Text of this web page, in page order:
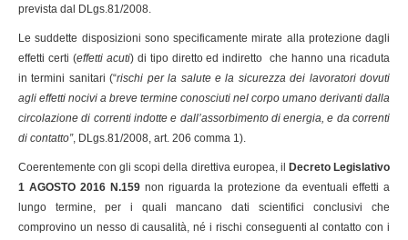
prevista dal DLgs.81/2008.
Le suddette disposizioni sono specificamente mirate alla protezione dagli
effetti certi (effetti acuti) di tipo diretto ed indiretto che hanno una ricaduta
in termini sanitari (“rischi per la salute e la sicurezza dei lavoratori dovuti
agli effetti nocivi a breve termine conosciuti nel corpo umano derivanti dalla
circolazione di correnti indotte e dall’assorbimento di energia, e da correnti
di contatto”, DLgs.81/2008, art. 206 comma 1).
Coerentemente con gli scopi della direttiva europea, il
Decreto Legislativo
1 AGOSTO 2016 N.159non riguarda la protezione da eventuali effetti a
lungo termine, per i quali mancano dati scientifici conclusivi che
comprovino un nesso di causalità, né i rischi conseguenti al contatto con i